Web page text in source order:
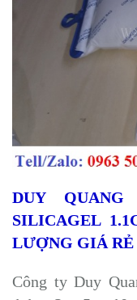
DUY
SILICAGEL
LƯỢNG GIÁ RẺ
Công ty Duy